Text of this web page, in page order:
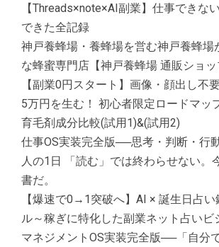
【Threads×note×AI副業】仕事できな
できた全記録
神戸養蜂場・養蜂場を営む神戸養蜂場
な蜂蜜専門店【神戸養蜂場 通販ショッ
【副業0円スタート】画像・顔出し不
5万円を生む！ 初心者限定ロードマッ
育毛剤成分比較(試用1)&(試用2)
仕事OS実装完全版──思考・判断・行
人の1日 「読む」では終わらせない。
書だ。
【爆速で0→1突破へ】AI × 誕生日占
ル～稼ぎに特化した副業ネット占いビ
マネジメントOS実装完全版──「自分